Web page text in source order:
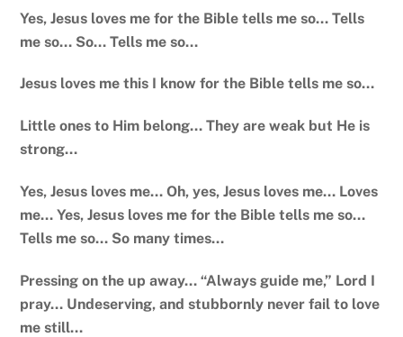
Yes, Jesus loves me for the Bible tells me so… Tells
me so… So… Tells me so…
Jesus loves me this I know for the Bible tells me so…
Little ones to Him belong… They are weak but He is
strong…
Yes, Jesus loves me… Oh, yes, Jesus loves me… Loves
me… Yes, Jesus loves me for the Bible tells me so…
Tells me so… So many times…
Pressing on the up away… “Always guide me,” Lord I
pray… Undeserving, and stubbornly never fail to love
me still…